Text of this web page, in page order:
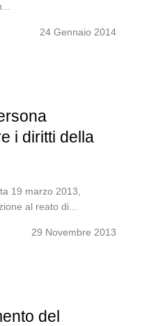
24 Gennaio 2014
i diritti della
19 marzo 2013,
al reato di...
29 Novembre 2013
del